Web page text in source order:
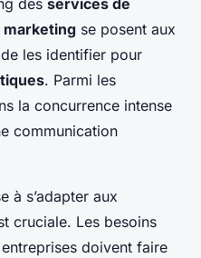
des services de
marketing se posent aux
les identifier pour
. Parmi les
la concurrence intense
communication
à s’adapter aux
cruciale. Les besoins
doivent faire